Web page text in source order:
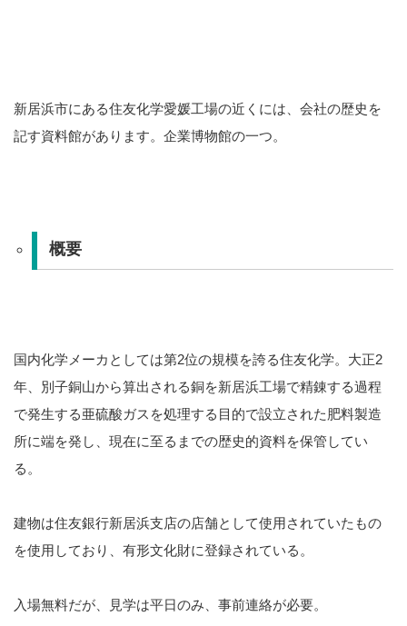
新居浜市にある住友化学愛媛工場の近くには、会社の歴史を
記す資料館があります。企業博物館の一つ。
概要
国内化学メーカとしては第2位の規模を誇る住友化学。大正2
年、別子銅山から算出される銅を新居浜工場で精錬する過程
で発生する亜硫酸ガスを処理する目的で設立された肥料製造
所に端を発し、現在に至るまでの歴史的資料を保管してい
る。
建物は住友銀行新居浜支店の店舗として使用されていたもの
を使用しており、有形文化財に登録されている。
入場無料だが、見学は平日のみ、事前連絡が必要。